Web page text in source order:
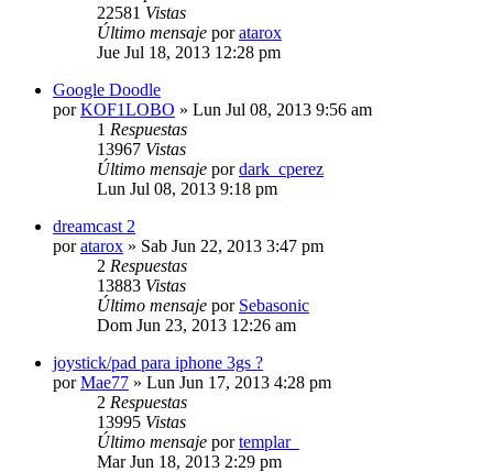
22581 Vistas
Último mensaje poratarox
Jue Jul 18, 2013 12:28 pm
Google Doodle
porKOF1LOBO » Lun Jul 08, 2013 9:56 am
1 Respuestas
13967 Vistas
Último mensaje pordark_cperez
Lun Jul 08, 2013 9:18 pm
dreamcast 2
poratarox » Sab Jun 22, 2013 3:47 pm
2 Respuestas
13883 Vistas
Último mensaje por Sebasonic
Dom Jun 23, 2013 12:26 am
joystick/pad para iphone 3gs ?
porMae77 » Lun Jun 17, 2013 4:28 pm
2 Respuestas
13995 Vistas
Último mensaje portemplar_
Mar Jun 18, 2013 2:29 pm